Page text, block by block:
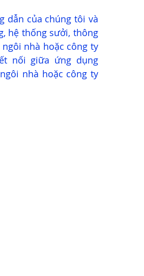
dẫn của chúng tôi và
hệ thống sưởi, thông
nhà hoặc công ty
nối giữa ứng dụng
nhà hoặc công ty